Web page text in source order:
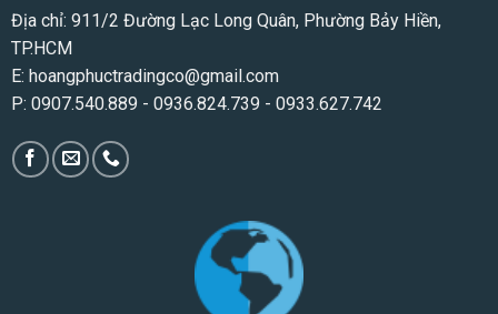
Địa chỉ: 911/2 Đường Lạc Long Quân, Phường Bảy Hiền,
TP.HCM
E: hoangphuctradingco@gmail.com
P: 0907.540.889 - 0936.824.739 - 0933.627.742